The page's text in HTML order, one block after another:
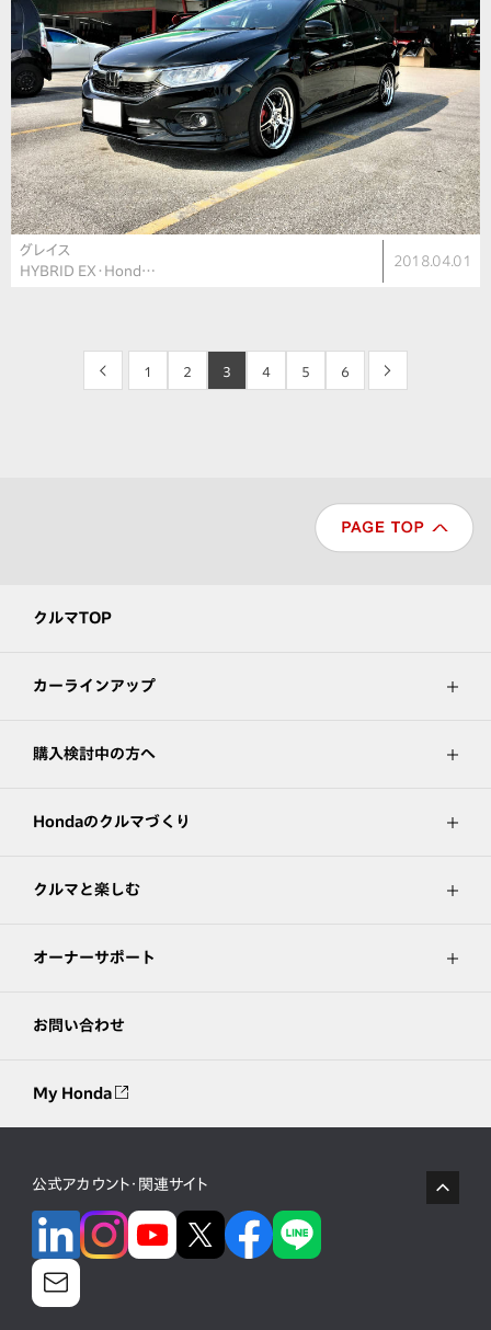
グレイス
HYBRID EX・Hond…
2018.04.01
< 1 2 3 4 5 6 >
クルマTOP
カーラインアップ
購入検討中の方へ
Hondaのクルマづくり
クルマと楽しむ
オーナーサポート
お問い合わせ
My Honda
公式アカウント・関連サイト